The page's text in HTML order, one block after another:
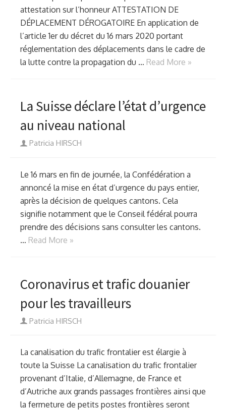
attestation sur l’honneur ATTESTATION DE
DÉPLACEMENT DÉROGATOIRE En application de
l’article 1er du décret du 16 mars 2020 portant
réglementation des déplacements dans le cadre de
la lutte contre la propagation du … Read More »
La Suisse déclare l’état d’urgence
au niveau national
Author
Patricia HIRSCH
Le 16 mars en fin de journée, la Confédération a
annoncé la mise en état d’urgence du pays entier,
après la décision de quelques cantons. Cela
signifie notamment que le Conseil fédéral pourra
prendre des décisions sans consulter les cantons.
… Read More »
Coronavirus et trafic douanier
pour les travailleurs
Author
Patricia HIRSCH
La canalisation du trafic frontalier est élargie à
toute la Suisse La canalisation du trafic frontalier
provenant d’Italie, d’Allemagne, de France et
d’Autriche aux grands passages frontières ainsi que
la fermeture de petits postes frontières seront